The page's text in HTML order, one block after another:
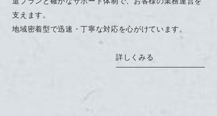
支えます。
地域密着型で迅速・丁寧な対応を心がけています。
詳しくみる